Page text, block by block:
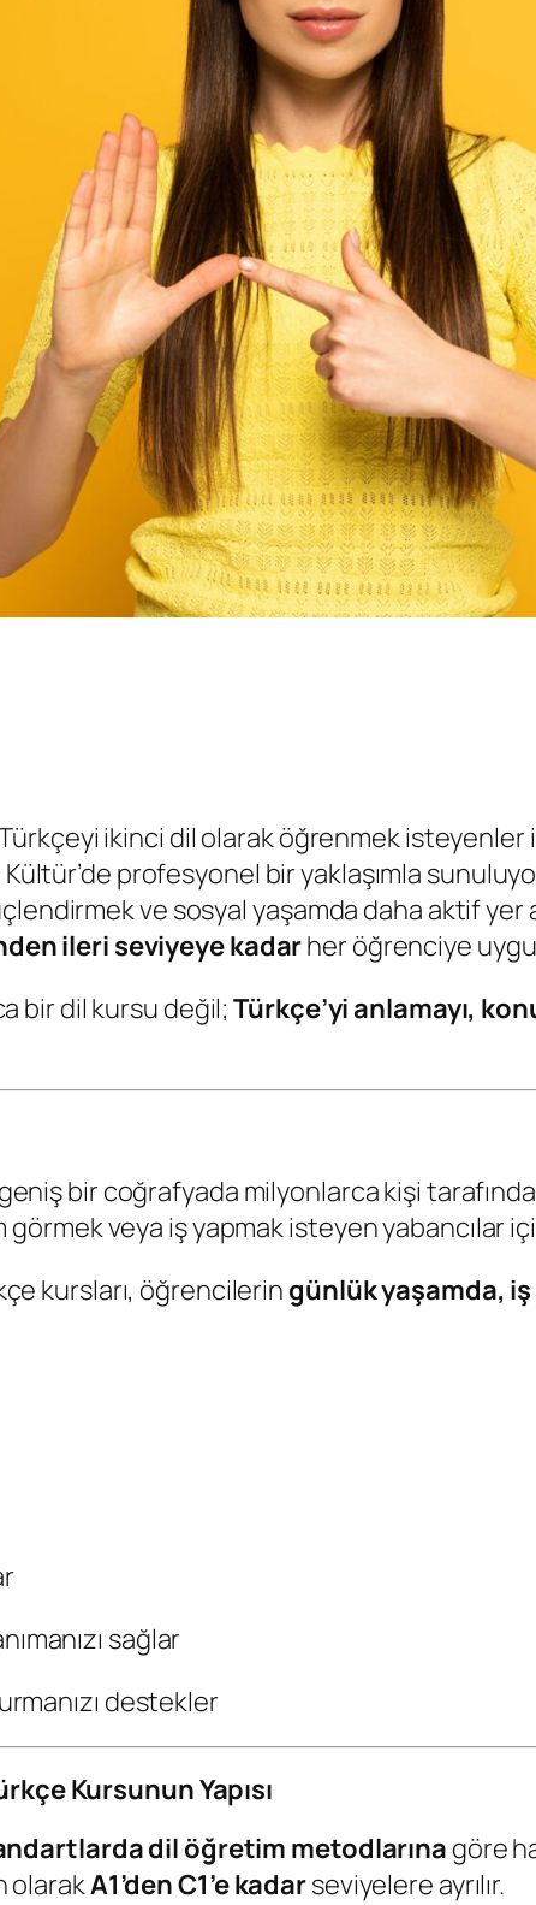
ikinci dil olarak öğrenmek isteyenler
profesyonel bir yaklaşımla
ve sosyal yaşamda daha aktif
ileri seviyeye kadarher öğrenciye
bir dil kursu değil;Türkçe’yi anlamayı,
geniş bir coğrafyada milyonlarca kişi
görmek veya iş yapmak isteyen yabancılar
kursları, öğrencilerin günlük yaşamda,
sağlar
destekler
Kursunun Yapısı
dil öğretim metodlarına göre
olarakA1’den C1’e kadarseviyelere ayrılır.